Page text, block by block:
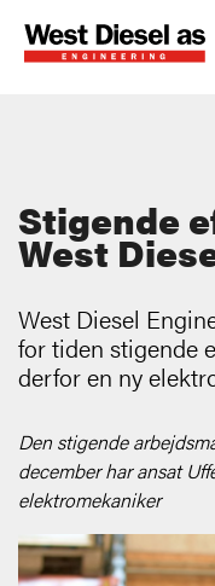
Stigende
West
West Diesel
for tiden stigende
derfor en ny
Den stigende
december har ansat
elektromekaniker